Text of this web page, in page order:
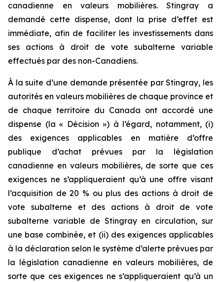
canadienne en valeurs mobilières. Stingray a
demandé cette dispense, dont la prise d’effet est
immédiate, afin de faciliter les investissements dans
ses actions à droit de vote subalterne variable
effectués par des non-Canadiens.
À la suite d’une demande présentée par Stingray, les
autorités en valeurs mobilières de chaque province et
de chaque territoire du Canada ont accordé une
dispense (la « Décision ») à l’égard, notamment, (i)
des exigences applicables en matière d’offre
publique d’achat prévues par la législation
canadienne en valeurs mobilières, de sorte que ces
exigences ne s’appliqueraient qu’à une offre visant
l’acquisition de 20 % ou plus des actions à droit de
vote subalterne et des actions à droit de vote
subalterne variable de Stingray en circulation, sur
une base combinée, et (ii) des exigences applicables
à la déclaration selon le système d’alerte prévues par
la législation canadienne en valeurs mobilières, de
sorte que ces exigences ne s’appliqueraient qu’à un